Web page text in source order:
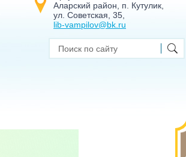
Аларский район, п. Кутулик,
ул. Советская, 35,
lib-vampilov@bk.ru